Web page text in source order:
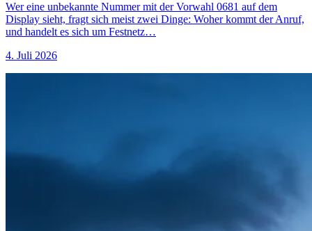
Wer eine unbekannte Nummer mit der Vorwahl 0681 auf dem
Display sieht, fragt sich meist zwei Dinge: Woher kommt der Anruf,
und handelt es sich um Festnetz…
4. Juli 2026